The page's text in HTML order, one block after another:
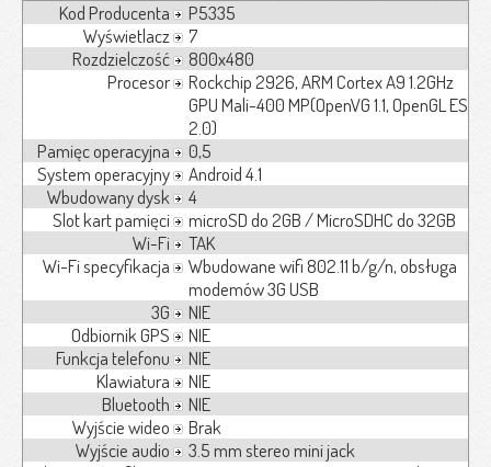
Kod Producenta
P5335
Wyświetlacz
7
Rozdzielczość
800x480
Procesor
Rockchip 2926, ARM Cortex A9 1.2GHz
GPU Mali-400 MP(OpenVG 1.1, OpenGL ES
2.0)
Pamięc operacyjna
0,5
System operacyjny
Android 4.1
Wbudowany dysk
4
Slot kart pamięci
microSD do 2GB / MicroSDHC do 32GB
Wi-Fi
TAK
Wi-Fi specyfikacja
Wbudowane wifi 802.11 b/g/n, obsługa
modemów 3G USB
3G
NIE
Odbiornik GPS
NIE
Funkcja telefonu
NIE
Klawiatura
NIE
Bluetooth
NIE
Wyjście wideo
Brak
Wyjście audio
3.5 mm stereo mini jack